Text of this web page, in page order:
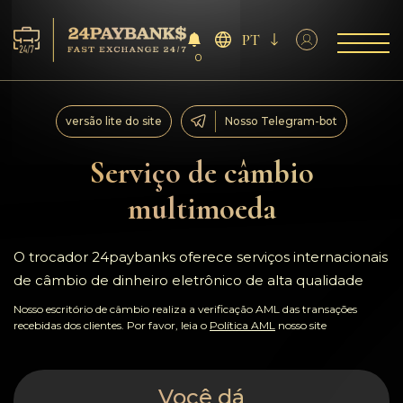
Serviço
Reservas
Parceiros
Comentários
Regras
0
PT
Serviço de câmbio
multimoeda
versão lite do site Nosso Telegram-bot
O trocador 24paybanks oferece serviços internacionais
de câmbio de dinheiro eletrônico de alta qualidade
Nosso escritório de câmbio realiza a verificação AML das transações
recebidas dos clientes. Por favor, leia o Política AML nosso site
Você dá